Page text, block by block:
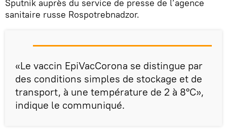
Sputnik auprès du service de presse de l’agence
sanitaire russe Rospotrebnadzor.
«Le vaccin EpiVacCorona se distingue par
des conditions simples de stockage et de
transport, à une température de 2 à 8°C»,
indique le communiqué.